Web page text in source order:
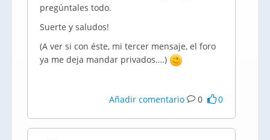
pregúntales todo.
Suerte y saludos!
(A ver si con éste, mi tercer mensaje, el foro
ya me deja mandar privados….)
Añadir comentario 0 0